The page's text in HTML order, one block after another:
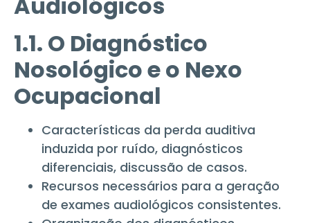
1.1. O Diagnóstico
Nosológico e o Nexo
Ocupacional
Características da perda auditiva
induzida por ruído, diagnósticos
diferenciais, discussão de casos.
Recursos necessários para a geração
de exames audiológicos consistentes.